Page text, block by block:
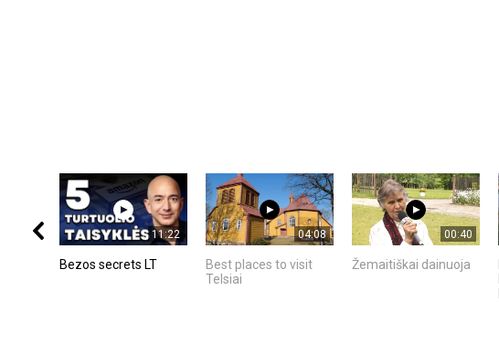
11:22
Bezos secrets LT
04:08
Best places to visit
Telsiai
00:40
Žemaitiškai dainuoja